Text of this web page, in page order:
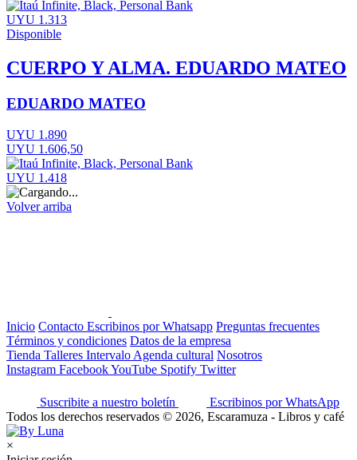
UYU 1.313
Disponible
CUERPO Y ALMA. EDUARDO MATEO
EDUARDO MATEO
UYU 1.890
UYU 1.606,50
UYU 1.418
Volver arriba
Inicio Contacto Escribinos por Whatsapp Preguntas frecuentes
Términos y condiciones Datos de la empresa
Tienda Talleres Intervalo Agenda cultural Nosotros
Instagram FacebookYouTube Spotify Twitter
Suscribite a nuestro boletín
Escribinos por WhatsApp
Todos los derechos reservados © 2026, Escaramuza - Libros y café
×